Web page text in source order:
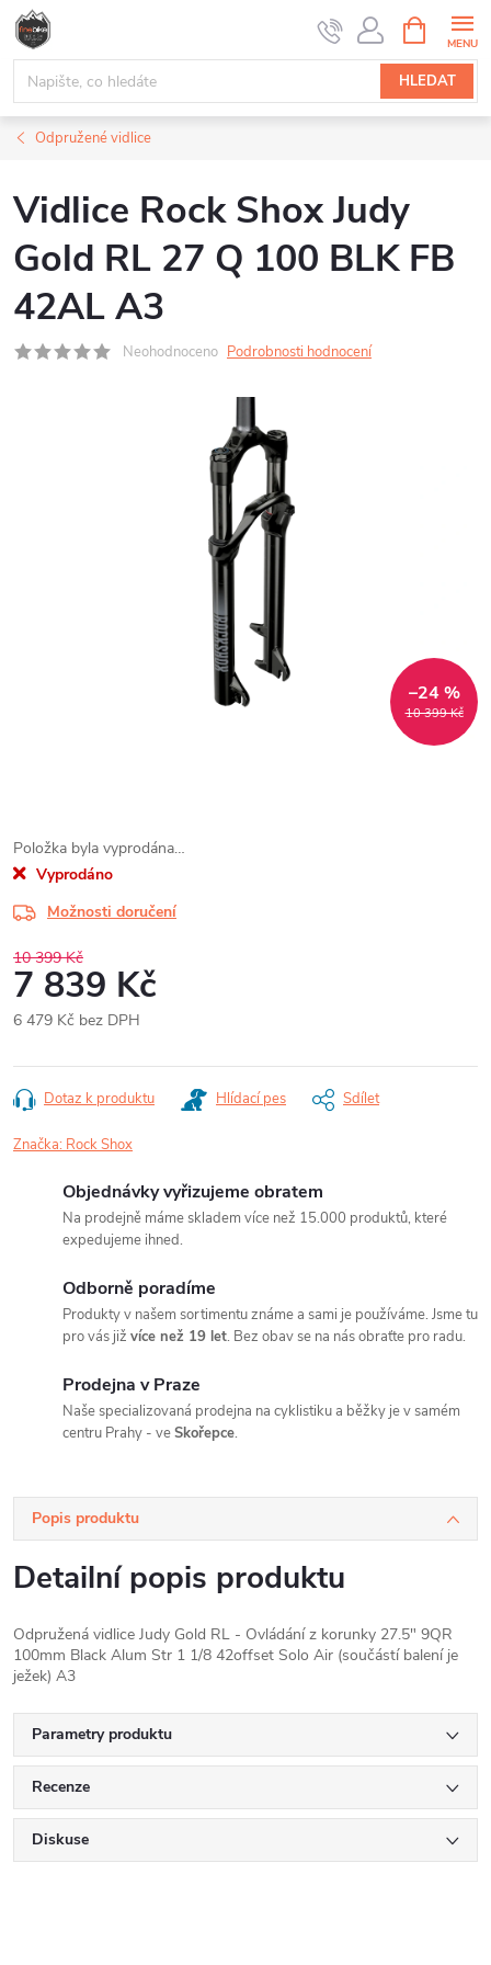
Přejít
obsah
HLEDAT
NÁKUPNÍ
KOŠÍK
Odpružené vidlice
Vidlice Rock Shox Judy
Gold RL 27 Q 100 BLK FB
42AL A3
Neohodnoceno Podrobnosti hodnocení
10 399 Kč
–24 %
Položka byla vyprodána…
Vyprodáno
Možnosti doručení
10 399 Kč
7 839 Kč
6 479 Kč bez DPH
cena:
Dotaz k produktu Hlídací pes Sdílet
Značka: Rock Shox
Objednávky vyřizujeme obratem
Na prodejně máme skladem více než 15.000 produktů, které
expedujeme ihned.
Odborně poradíme
Produkty v našem sortimentu známe a sami je používáme. Jsme tu
pro vás již více než 19 let. Bez obav se na nás obraťte pro radu.
Prodejna v Praze
Naše specializovaná prodejna na cyklistiku a běžky je v samém
centru Prahy - veSkořepce.
Popis produktu
Detailní popis produktu
Odpružená vidlice Judy Gold RL - Ovládání z korunky 27.5" 9QR
100mm Black Alum Str 1 1/8 42offset Solo Air (součástí balení je
ježek) A3
Parametry produktu
Recenze
Diskuse